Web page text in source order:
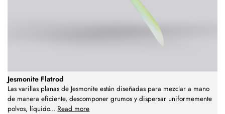
Jesmonite Flatrod
Las varillas planas de Jesmonite están diseñadas para mezclar a mano
de manera eficiente, descomponer grumos y dispersar uniformemente
polvos, líquido... Read more